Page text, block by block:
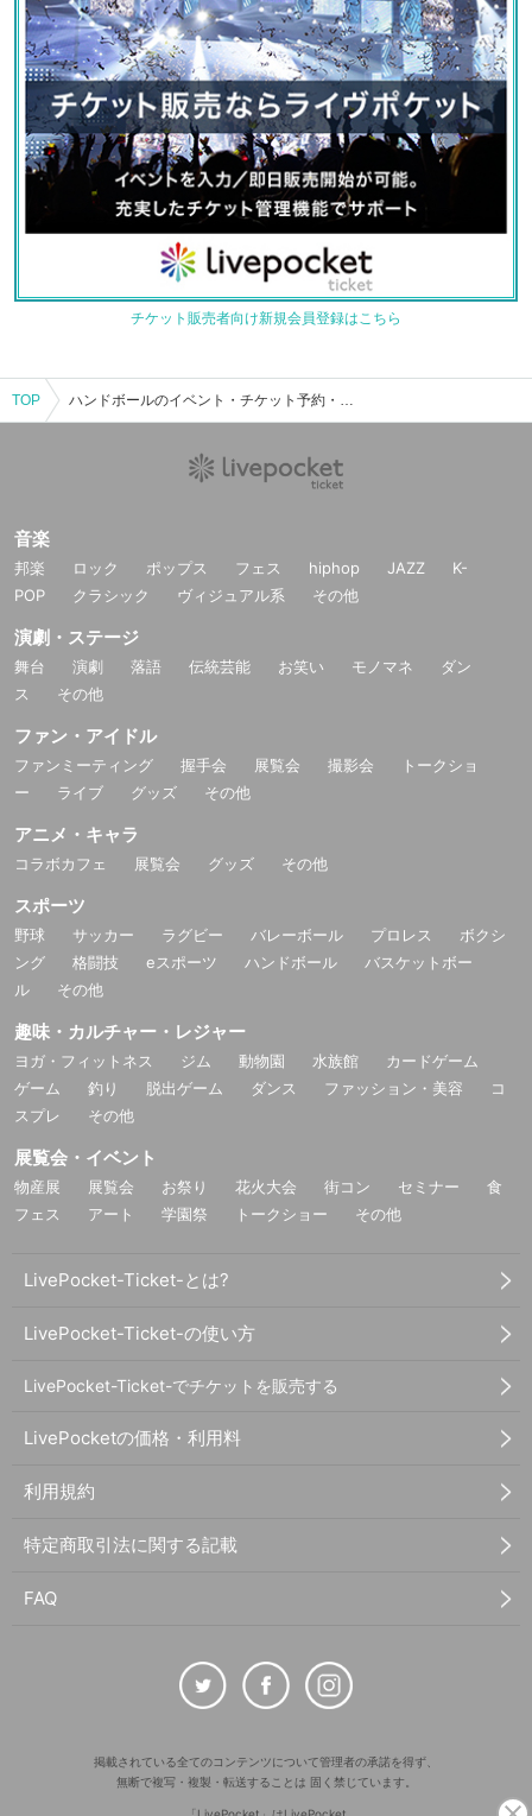
チケット販売者向け新規会員登録はこちら
TOP ハンドボールのイベント・チケット予約・購入・販売情報一覧
音楽
邦楽 ロック ポップス フェス hiphop JAZZ
K-
POP
クラシック ヴィジュアル系 その他
演劇・ステージ
舞台 演劇 落語 伝統芸能 お笑い モノマネ
ダン
ス
その他
ファン・アイドル
ファンミーティング 握手会 展覧会 撮影会
トークショ
ー
ライブ グッズ その他
アニメ・キャラ
コラボカフェ 展覧会 グッズ その他
スポーツ
野球 サッカー ラグビー バレーボール プロレス
ボクシ
ング
格闘技 eスポーツ ハンドボール
バスケットボー
ル
その他
趣味・カルチャー・レジャー
ヨガ・フィットネス ジム 動物園 水族館
カードゲーム
ゲーム
釣り 脱出ゲーム ダンス ファッション・美容
コ
スプレ
その他
展覧会・イベント
物産展 展覧会 お祭り 花火大会 街コン セミナー
食
フェス
アート 学園祭 トークショー その他
LivePocket-Ticket-とは?
LivePocket-Ticket-の使い方
LivePocket-Ticket-でチケットを販売する
LivePocketの価格・利用料
利用規約
特定商取引法に関する記載
FAQ
掲載されている全てのコンテンツについて管理者の承諾を得ず、
無断で複写・複製・転送することは 固く禁じています。